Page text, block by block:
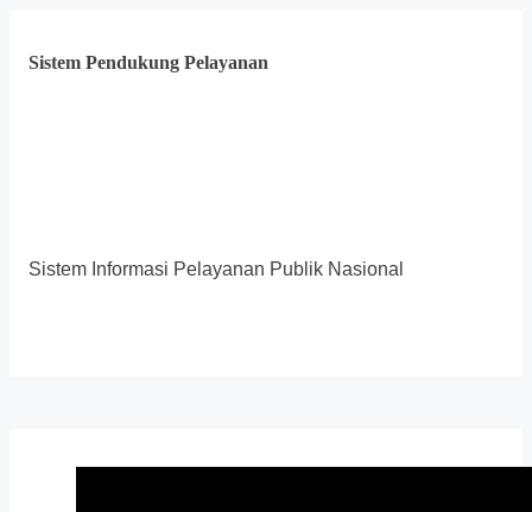
Sistem Pendukung Pelayanan
Sistem Informasi Pelayanan Publik Nasional